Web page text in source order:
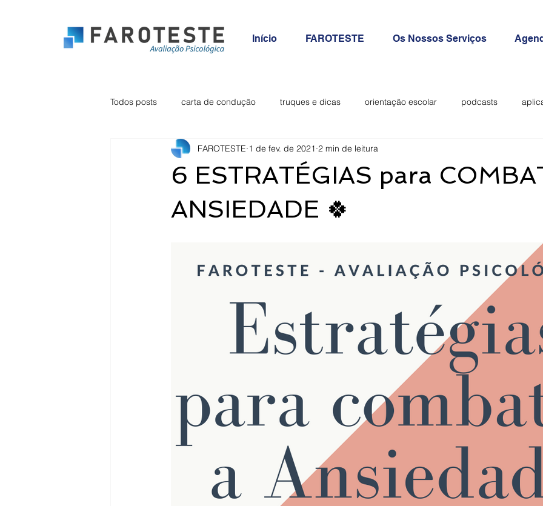
Início FAROTESTE Os Nossos Serviços
Todos posts carta de condução truques e dicas orientação escolar podcasts
ansiedade inquérito vigilantes
6 ESTRATÉGIAS para
ANSIEDADE 🍀⠀
FAROTESTE 1 de fev. de 2021 2 min de leitura